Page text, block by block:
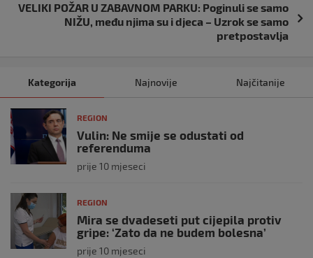
VELIKI POŽAR U ZABAVNOM PARKU: Poginuli se samo
NIŽU, među njima su i djeca – Uzrok se samo
pretpostavlja
Kategorija Najnovije Najčitanije
REGION
Vulin: Ne smije se odustati od
referenduma
prije 10 mjeseci
REGION
Mira se dvadeseti put cijepila protiv
gripe: ‘Zato da ne budem bolesna’
prije 10 mjeseci